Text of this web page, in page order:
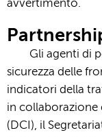
avvertimento.
Gli agenti di
sicurezza delle
indicatori della
in collaborazione
(DCI), il